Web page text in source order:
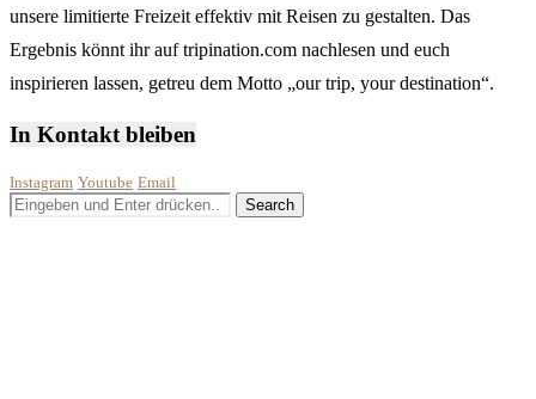
unsere limitierte Freizeit effektiv mit Reisen zu gestalten. Das
Ergebnis könnt ihr auf tripination.com nachlesen und euch
inspirieren lassen, getreu dem Motto „our trip, your destination“.
In Kontakt bleiben
Instagram Youtube Email